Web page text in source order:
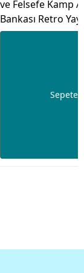
ve Felsefe Kamp
Bankası Retro
Sepete